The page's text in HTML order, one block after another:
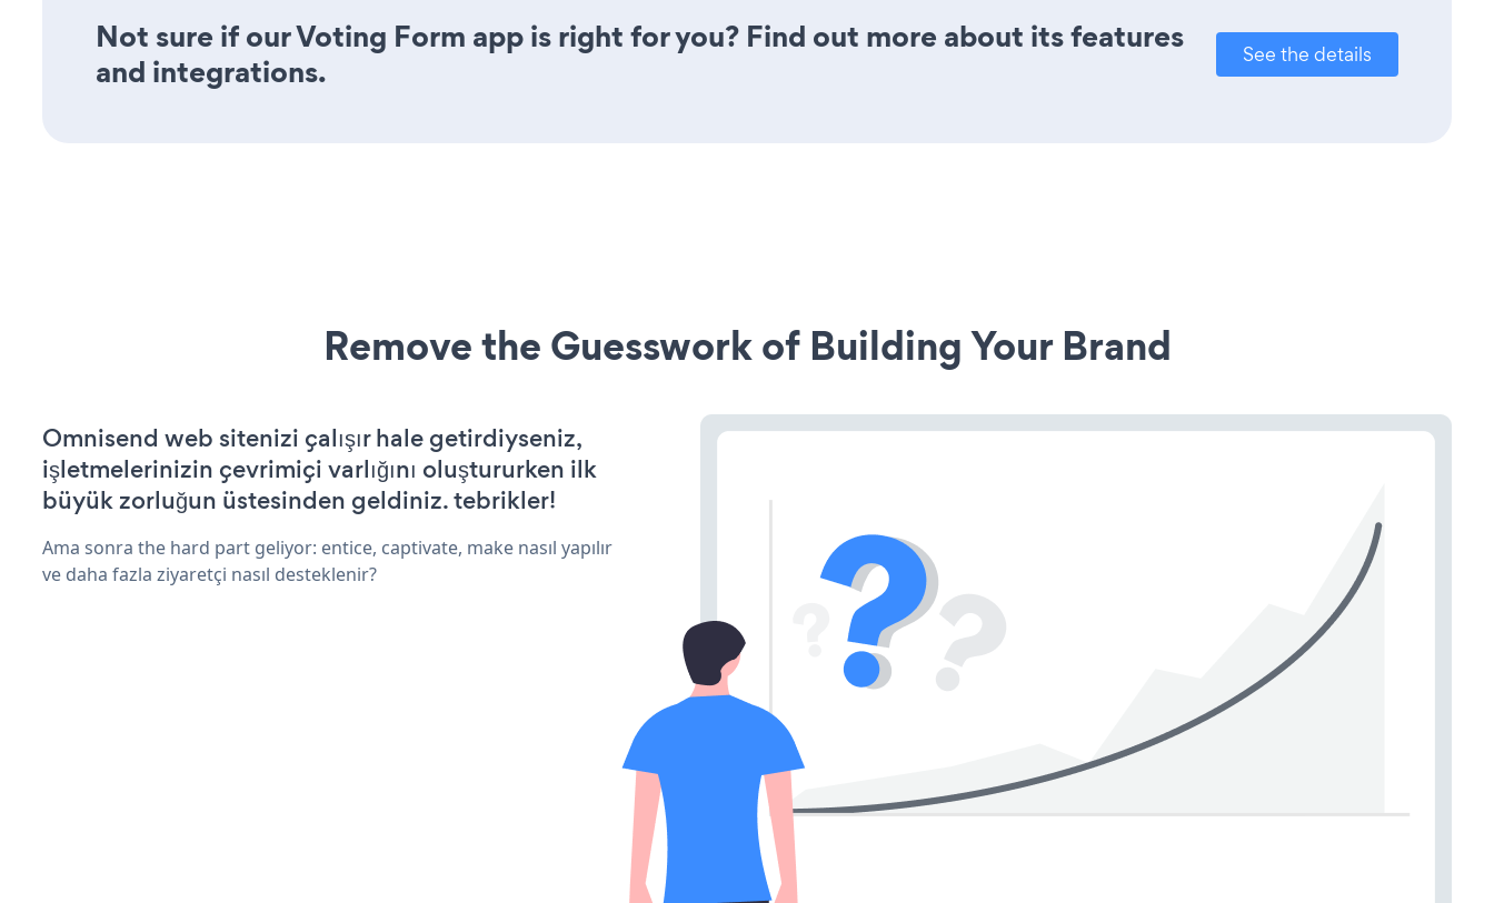
Not sure if our Voting Form app is right for you? Find out more about its features
and integrations.
See the details
Remove the Guesswork of Building Your Brand
Omnisend web sitenizi çalışır hale getirdiyseniz,
işletmelerinizin çevrimiçi varlığını oluştururken ilk
büyük zorluğun üstesinden geldiniz. tebrikler!
Ama sonra the hard part geliyor: entice, captivate, make nasıl yapılır
ve daha fazla ziyaretçi nasıl desteklenir?